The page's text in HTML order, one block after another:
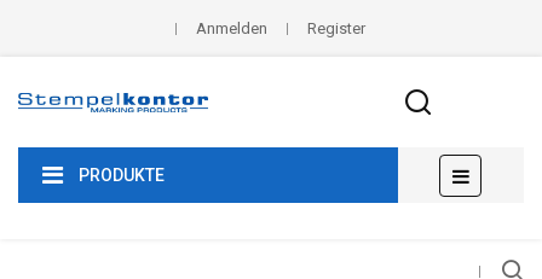
Anmelden Register
PRODUKTE
der
☰